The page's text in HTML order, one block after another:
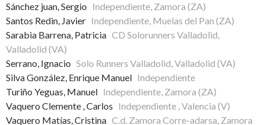
Sánchez juan, Sergio Independiente, Zamora (ZA)
Santos Redin, Javier Independiente, Muelas del Pan (ZA)
Sarabia Barrena, Patricia CD Solorunners Valladolid,
Valladolid (VA)
Serrano, Ignacio Solo Runners Valladolid, Valladolid (VA)
Silva González, Enrique Manuel Independiente
Turiño Yeguas, Manuel Independiente, Zamora (ZA)
Vaquero Clemente , Carlos Independiente , Valencia (V)
Vaquero Matías, Cristina C.d. Zamora Corre-adarsa, Zamora